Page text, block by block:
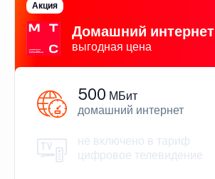
Домашний интернет
выгодная цена
Акция
500 МБит
домашний интернет
не включено в тариф
цифровое телевидение